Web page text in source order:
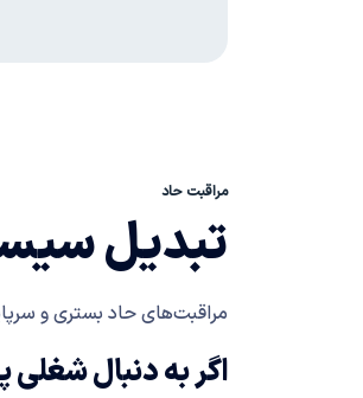
مراقبت حاد
تبدیل
مراقبت‌های حاد بستری و
اگر به دنبال